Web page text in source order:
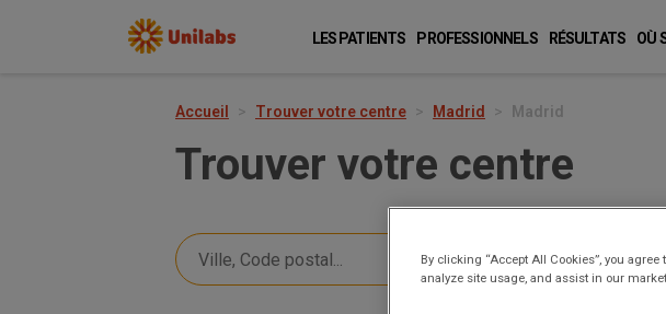
LES PATIENTS PROFESSIONNELS RÉSULTATS OÙ
Accueil Trouver votre centre Madrid Madrid
Trouver votre centre
By clicking “Accept All Cookies”, you
analyze site usage, and assist in our